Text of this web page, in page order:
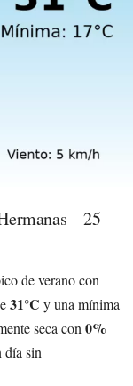
– 25
de verano con
31°C y una mínima
seca con0%
día sin